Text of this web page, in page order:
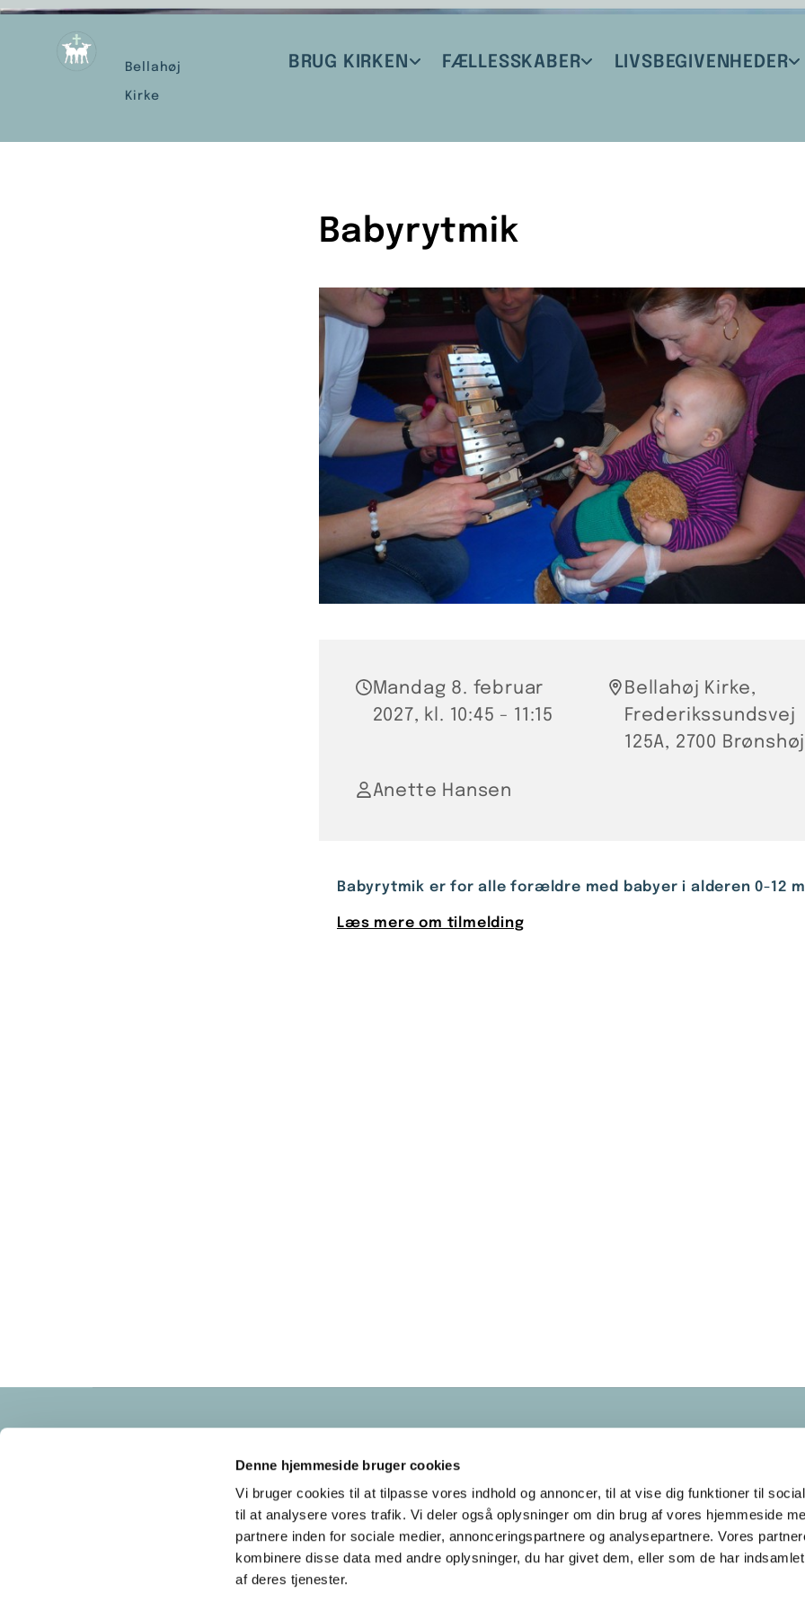
Denne hjemmeside bruger cookies
Vi bruger cookies til at tilpasse vores indhold og annoncer, til at vise dig funktioner til
til at analysere vores trafik. Vi deler også oplysninger om din brug af vores hjemmeside
partnere inden for sociale medier, annonceringspartnere og analysepartnere. Vores
kombinere disse data med andre oplysninger, du har givet dem, eller som de har
af deres tjenester.
Bellahøj
Kirke
BRUG KIRKEN FÆLLESSKABER LIVSBEGIVENHEDER
Babyrytmik
Mandag 8. februar
2027, kl. 10:45 - 11:15
Bellahøj Kirke,
Frederikssundsvej
125A, 2700 Brønshøj
Anette Hansen
Babyrytmik er for alle forældre med babyer i alderen 0-12
Læs mere om tilmelding
38
bellahoej-utterslev.sogn@km.dk
Tilgængelighedserklæring